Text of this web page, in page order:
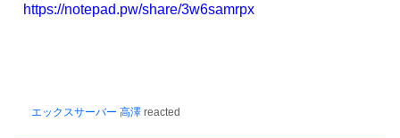
https://notepad.pw/share/3w6samrpx
エックスサーバー 高澤 reacted